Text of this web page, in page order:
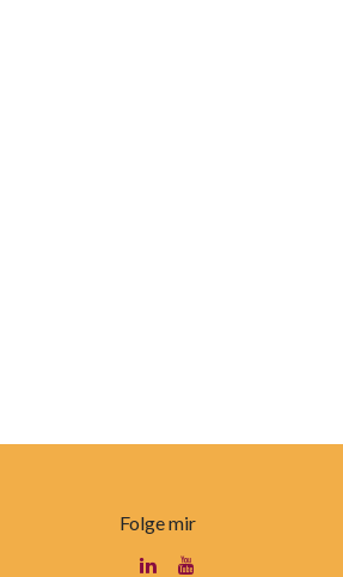
Folge mir